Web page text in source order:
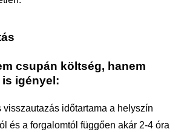
csupán költség, hanem
igényel:
visszautazás időtartama a helyszín
és a forgalomtól függően akár 2-4 óra